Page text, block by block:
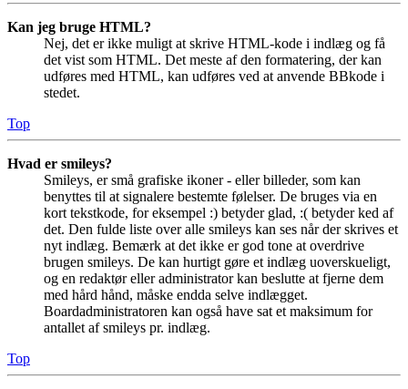
Kan jeg bruge HTML?
Nej, det er ikke muligt at skrive HTML-kode i indlæg og få
det vist som HTML. Det meste af den formatering, der kan
udføres med HTML, kan udføres ved at anvende BBkode i
stedet.
Top
Hvad er smileys?
Smileys, er små grafiske ikoner - eller billeder, som kan
benyttes til at signalere bestemte følelser. De bruges via en
kort tekstkode, for eksempel :) betyder glad, :( betyder ked af
det. Den fulde liste over alle smileys kan ses når der skrives et
nyt indlæg. Bemærk at det ikke er god tone at overdrive
brugen smileys. De kan hurtigt gøre et indlæg uoverskueligt,
og en redaktør eller administrator kan beslutte at fjerne dem
med hård hånd, måske endda selve indlægget.
Boardadministratoren kan også have sat et maksimum for
antallet af smileys pr. indlæg.
Top